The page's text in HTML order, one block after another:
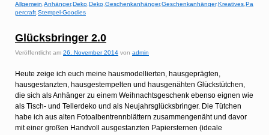
Allgemein Anhänger,Deko Deko Geschenkanhänger,Geschenkanhänger,Kreatives Pa
percraft Stempel-Goodies
Glücksbringer 2.0
Veröffentlicht am 26. November 2014 von admin
Heute zeige ich euch meine hausmodellierten, hausgeprägten,
hausgestanzten, hausgestempelten und hausgenähten Glückstütchen,
die sich als Anhänger zu einem Weihnachtsgeschenk ebenso eignen wie
als Tisch- und Tellerdeko und als Neujahrsglücksbringer. Die Tütchen
habe ich aus alten Fotoalbentrennblättern zusammengenäht und davor
mit einer großen Handvoll ausgestanzten Papiersternen (ideale